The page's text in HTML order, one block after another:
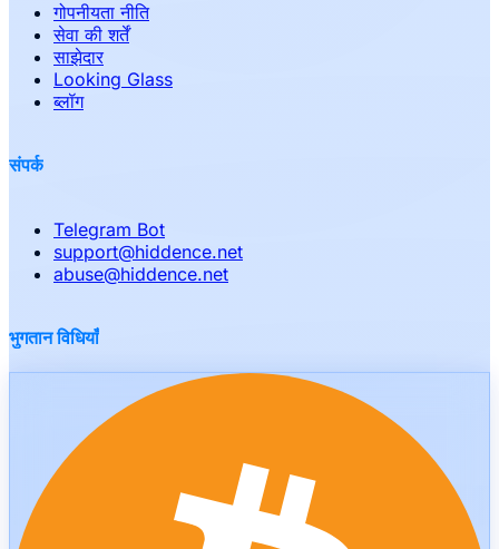
गोपनीयता नीति
सेवा की शर्तें
साझेदार
Looking Glass
ब्लॉग
संपर्क
Telegram Bot
support@hiddence.net
abuse@hiddence.net
भुगतान विधियाँ